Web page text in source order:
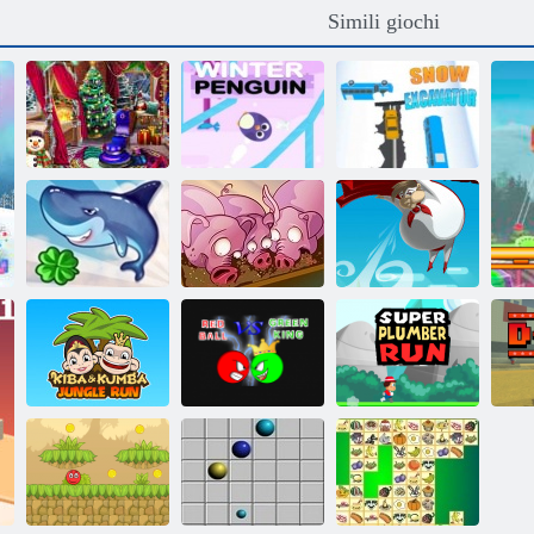
Simili giochi
Pulizia della casa
di Natale
Pinguino
invernale
Escavatore da
neve
Shark Volare
Run, Maiale,
Run
Pompino
Kiba e Kumba:
Jungle Run
Red Ball vs Re
Run Super
Plumber